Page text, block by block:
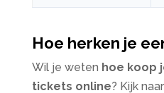
Hoe herken je
Wil je weten hoe koop
tickets online? Kijk